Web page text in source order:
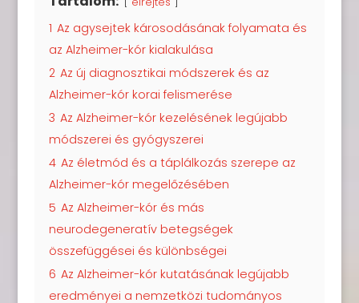
1 Az agysejtek károsodásának folyamata és
az Alzheimer-kór kialakulása
2 Az új diagnosztikai módszerek és az
Alzheimer-kór korai felismerése
3 Az Alzheimer-kór kezelésének legújabb
módszerei és gyógyszerei
4 Az életmód és a táplálkozás szerepe az
Alzheimer-kór megelőzésében
5 Az Alzheimer-kór és más
neurodegeneratív betegségek
összefüggései és különbségei
6 Az Alzheimer-kór kutatásának legújabb
eredményei a nemzetközi tudományos